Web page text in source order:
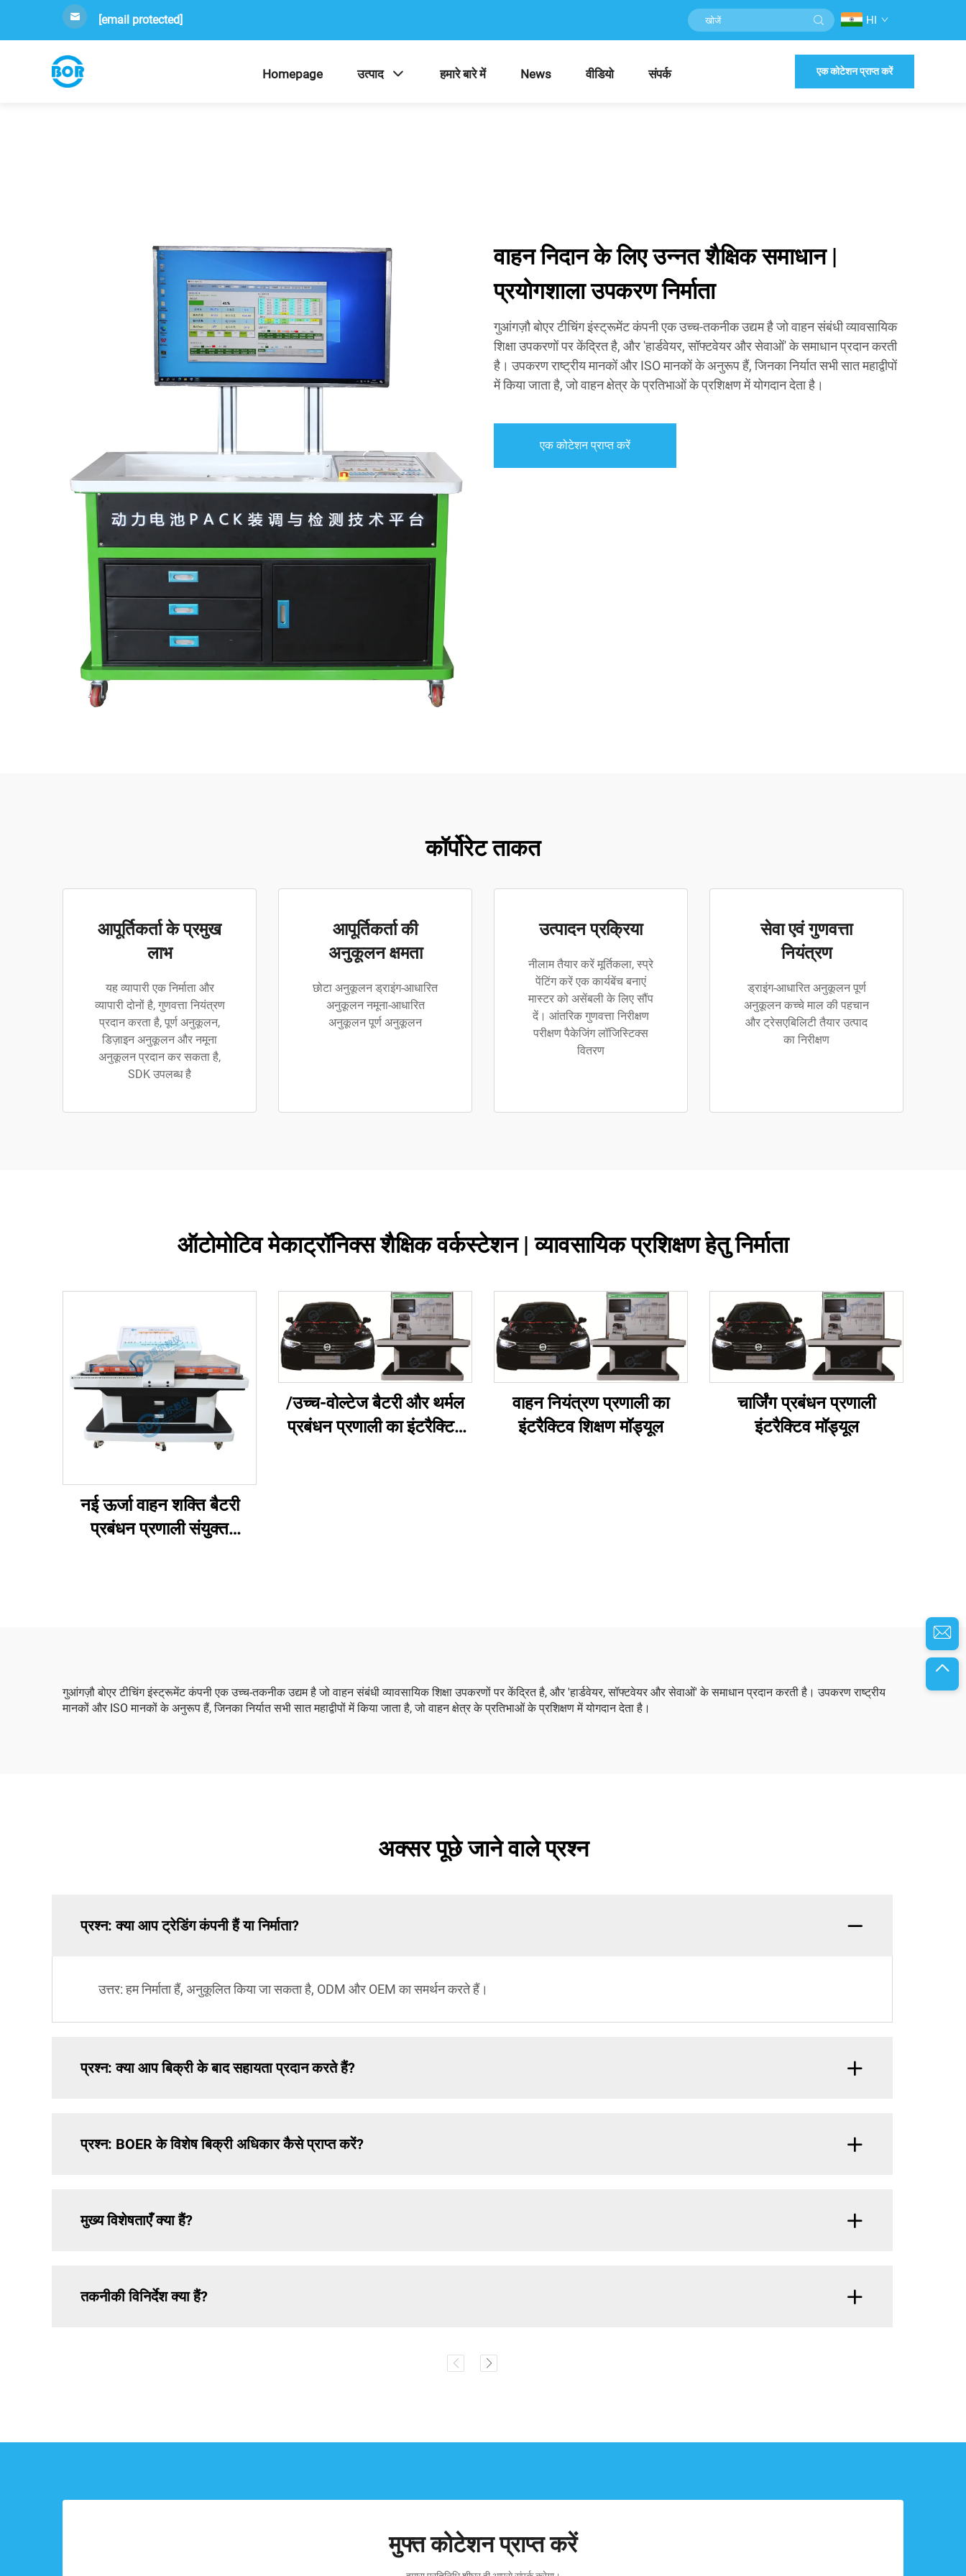
[email protected] HI
Homepage उत्पाद हमारे बारे में News वीडियो संपर्क एक कोटेशन प्राप्त करें
वाहन निदान के लिए उन्नत शैक्षिक समाधान |
प्रयोगशाला उपकरण निर्माता
गुआंगज़ौ बोएर टीचिंग इंस्ट्रूमेंट कंपनी एक उच्च-तकनीक उद्यम है जो वाहन संबंधी व्यावसायिक
शिक्षा उपकरणों पर केंद्रित है, और 'हार्डवेयर, सॉफ्टवेयर और सेवाओं' के समाधान प्रदान करती
है। उपकरण राष्ट्रीय मानकों और ISO मानकों के अनुरूप हैं, जिनका निर्यात सभी सात महाद्वीपों
में किया जाता है, जो वाहन क्षेत्र के प्रतिभाओं के प्रशिक्षण में योगदान देता है।
एक कोटेशन प्राप्त करें
कॉर्पोरेट ताकत
आपूर्तिकर्ता के प्रमुख
लाभ
यह व्यापारी एक निर्माता और
व्यापारी दोनों है, गुणवत्ता नियंत्रण
प्रदान करता है, पूर्ण अनुकूलन,
डिज़ाइन अनुकूलन और नमूना
अनुकूलन प्रदान कर सकता है,
SDK उपलब्ध है
आपूर्तिकर्ता की
अनुकूलन क्षमता
छोटा अनुकूलन ड्राइंग-आधारित
अनुकूलन नमूना-आधारित
अनुकूलन पूर्ण अनुकूलन
उत्पादन प्रक्रिया
नीलाम तैयार करें मूर्तिकला, स्प्रे
पेंटिंग करें एक कार्यबेंच बनाएं
मास्टर को असेंबली के लिए सौंप
दें। आंतरिक गुणवत्ता निरीक्षण
परीक्षण पैकेजिंग लॉजिस्टिक्स
वितरण
सेवा एवं गुणवत्ता
नियंत्रण
ड्राइंग-आधारित अनुकूलन पूर्ण
अनुकूलन कच्चे माल की पहचान
और ट्रेसएबिलिटी तैयार उत्पाद
का निरीक्षण
ऑटोमोटिव मेकाट्रॉनिक्स शैक्षिक वर्कस्टेशन | व्यावसायिक प्रशिक्षण हेतु निर्माता
नई ऊर्जा वाहन शक्ति बैटरी
प्रबंधन प्रणाली संयुक्त
/उच्च-वोल्टेज बैटरी और थर्मल
प्रबंधन प्रणाली का इंटरैक्टिव
वाहन नियंत्रण प्रणाली का
इंटरैक्टिव शिक्षण मॉड्यूल
चार्जिंग प्रबंधन प्रणाली
इंटरैक्टिव मॉड्यूल
गुआंगज़ौ बोएर टीचिंग इंस्ट्रूमेंट कंपनी एक उच्च-तकनीक उद्यम है जो वाहन संबंधी व्यावसायिक शिक्षा उपकरणों पर केंद्रित है, और 'हार्डवेयर, सॉफ्टवेयर और सेवाओं' के समाधान प्रदान करती है। उपकरण राष्ट्रीय
मानकों और ISO मानकों के अनुरूप हैं, जिनका निर्यात सभी सात महाद्वीपों में किया जाता है, जो वाहन क्षेत्र के प्रतिभाओं के प्रशिक्षण में योगदान देता है।
अक्सर पूछे जाने वाले प्रश्न
प्रश्न: क्या आप ट्रेडिंग कंपनी हैं या निर्माता?
उत्तर: हम निर्माता हैं, अनुकूलित किया जा सकता है, ODM और OEM का समर्थन करते हैं।
प्रश्न: क्या आप बिक्री के बाद सहायता प्रदान करते हैं?
प्रश्न: BOER के विशेष बिक्री अधिकार कैसे प्राप्त करें?
मुख्य विशेषताएँ क्या हैं?
तकनीकी विनिर्देश क्या हैं?
मुफ्त कोटेशन प्राप्त करें